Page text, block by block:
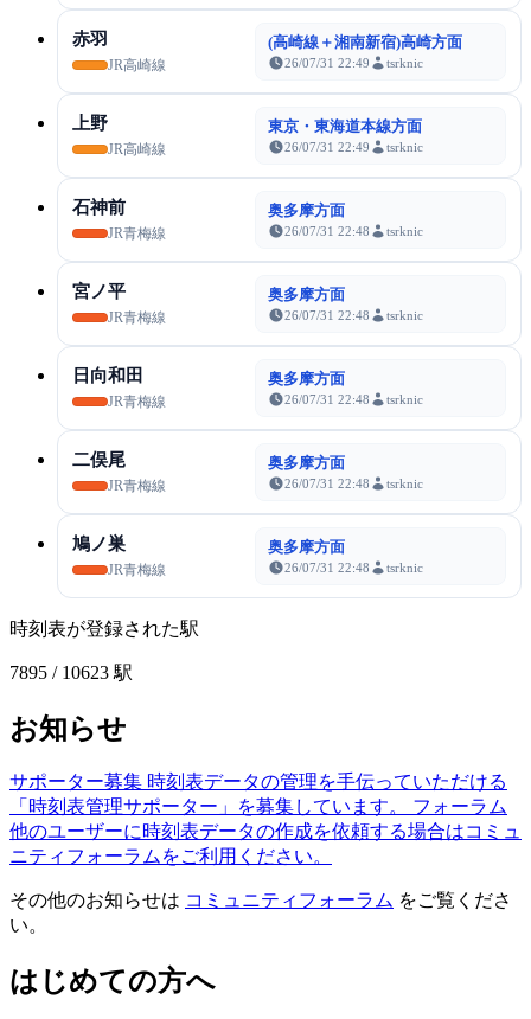
赤羽
JR高崎線
(高崎線＋湘南新宿)高崎方面
26/07/31 22:49 tsrknic
上野
JR高崎線
東京・東海道本線方面
26/07/31 22:49 tsrknic
石神前
JR青梅線
奥多摩方面
26/07/31 22:48 tsrknic
宮ノ平
JR青梅線
奥多摩方面
26/07/31 22:48 tsrknic
日向和田
JR青梅線
奥多摩方面
26/07/31 22:48 tsrknic
二俣尾
JR青梅線
奥多摩方面
26/07/31 22:48 tsrknic
鳩ノ巣
JR青梅線
奥多摩方面
26/07/31 22:48 tsrknic
時刻表が登録された駅
7895 / 10623 駅
お知らせ
サポーター募集 時刻表データの管理を手伝っていただける
「時刻表管理サポーター」を募集しています。
フォーラム
他のユーザーに時刻表データの作成を依頼する場合はコミュ
ニティフォーラムをご利用ください。
その他のお知らせは コミュニティフォーラム をご覧くださ
い。
はじめての方へ